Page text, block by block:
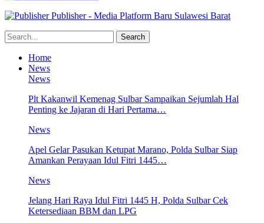
Publisher - Media Platform Baru Sulawesi Barat
Home
News
News
Plt Kakanwil Kemenag Sulbar Sampaikan Sejumlah Hal
Penting ke Jajaran di Hari Pertama…
News
Apel Gelar Pasukan Ketupat Marano, Polda Sulbar Siap
Amankan Perayaan Idul Fitri 1445…
News
Jelang Hari Raya Idul Fitri 1445 H, Polda Sulbar Cek
Ketersediaan BBM dan LPG